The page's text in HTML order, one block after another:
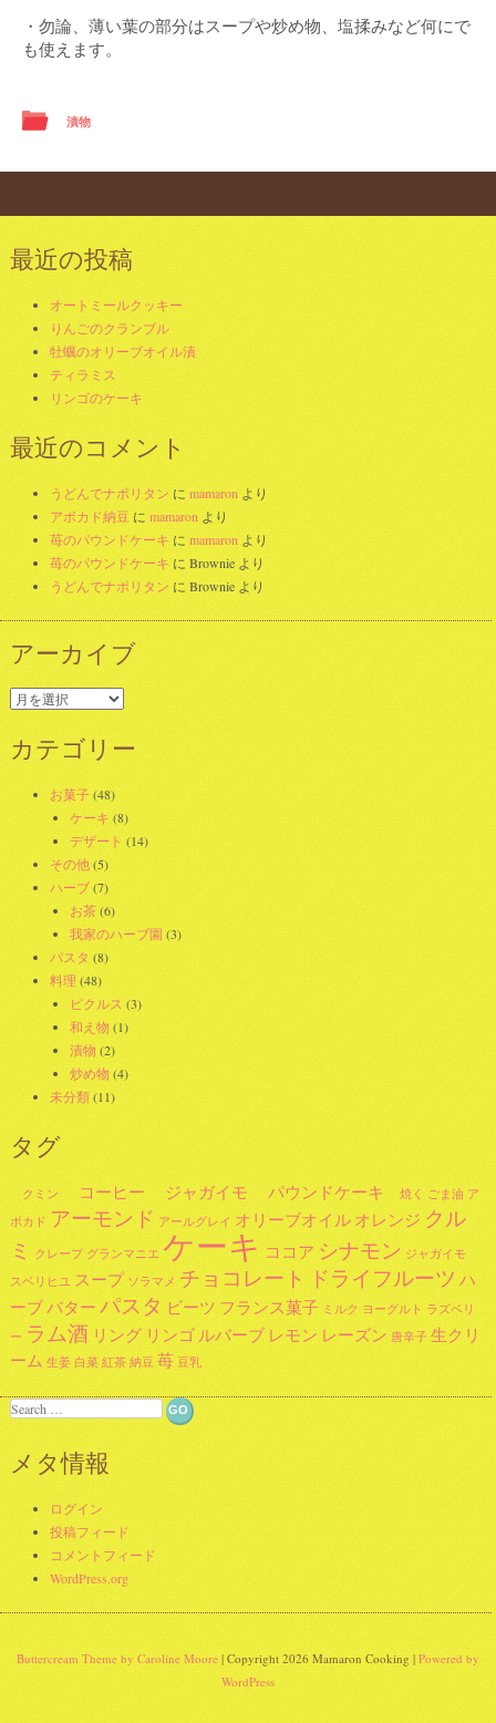
・勿論、薄い葉の部分はスープや炒め物、塩揉みなど何にで
も使えます。
漬物
Post navigation
最近の投稿
オートミールクッキー
りんごのクランブル
牡蠣のオリーブオイル漬
ティラミス
リンゴのケーキ
最近のコメント
うどんでナポリタン に mamaron より
アボカド納豆 に mamaron より
苺のパウンドケーキ に mamaron より
苺のパウンドケーキ に Brownieより
うどんでナポリタン に Brownieより
アーカイブ
ア
カ
カテゴリー
お菓子(48)
ケーキ (8)
デザート (14)
その他(5)
ハーブ(7)
お茶(6)
我家のハーブ園 (3)
パスタ (8)
料理 (48)
ピクルス (3)
和え物 (1)
漬物 (2)
炒め物 (4)
未分類(11)
タグ
クミン コーヒー ジャガイモ パウンドケーキ 焼く ごま油 ア
ボカド アーモンド アールグレイ オリーブオイル オレンジ クル
ミ
クレープ グランマニエ ケーキ ココア シナモン ジャガイモ
スベリヒユ スープ ソラマメ チョコレート ドライフルーツ ハ
ーブバター パスタ ビーツ フランス菓子 ミルク ヨーグルト ラズベリ
ー ラム酒 リング リンゴ ルバーブ レモン レーズン 唐辛子 生クリ
ーム 生姜 白菜 紅茶 納豆 苺 豆乳
Search
メタ情報
ログイン
投稿フィード
コメントフィード
WordPress.org
Buttercream Theme by Caroline Moore | Copyright 2026 Mamaron Cooking | Powered by
WordPress